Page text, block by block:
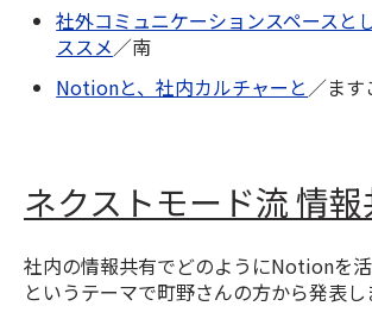
社外コミュニケーションスペースと
ススメ／南
Notionと、社内カルチャーと ／ます
ネクストモード流 情
社内の情報共有でどのようにNotionを活
というテーマで町野さんの方から発表し